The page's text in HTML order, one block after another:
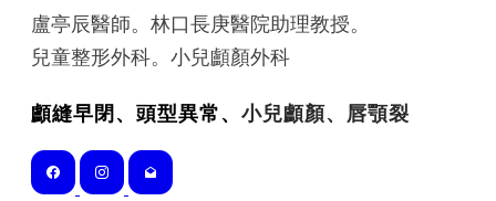
盧亭辰醫師。林口長庚醫院助理教授。
​兒童整形外科。小兒顱顏外科
顱縫早閉、頭型異常、 小兒顱顏、唇顎裂